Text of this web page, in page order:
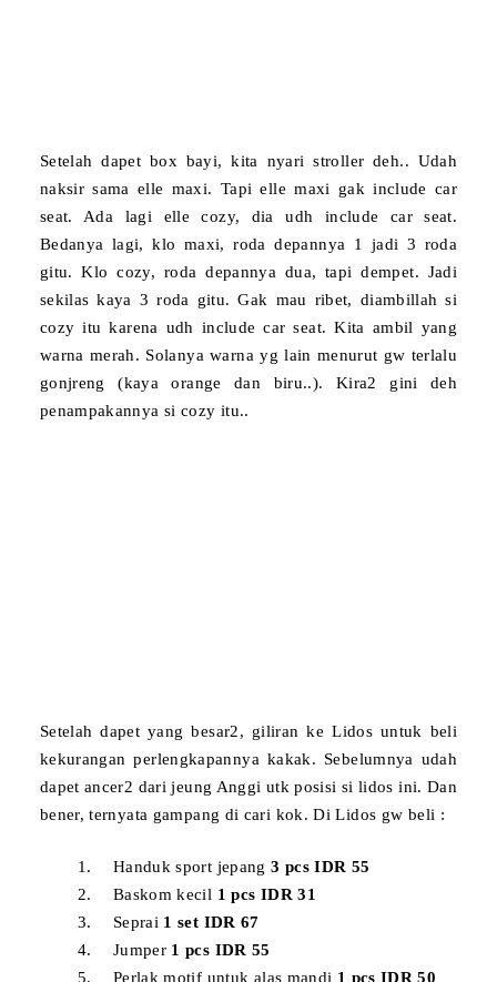
Setelah dapet box bayi, kita nyari stroller deh.. Udah
naksir sama elle maxi. Tapi elle maxi gak include car
seat. Ada lagi elle cozy, dia udh include car seat.
Bedanya lagi, klo maxi, roda depannya 1 jadi 3 roda
gitu. Klo cozy, roda depannya dua, tapi dempet. Jadi
sekilas kaya 3 roda gitu. Gak mau ribet, diambillah si
cozy itu karena udh include car seat. Kita ambil yang
warna merah. Solanya warna yg lain menurut gw terlalu
gonjreng (kaya orange dan biru..). Kira2 gini deh
penampakannya si cozy itu..
Setelah dapet yang besar2, giliran ke Lidos untuk beli
kekurangan perlengkapannya kakak. Sebelumnya udah
dapet ancer2 darijeung Anggi utk posisi si lidos ini. Dan
bener, ternyata gampang di cari kok. Di Lidos gw beli :
Handuk sport jepang3 pcs IDR 55
Baskom kecil 1 pcs IDR 31
Seprai 1 set IDR 67
Jumper 1 pcs IDR 55
Perlak motif untuk alas mandi 1 pcs IDR 50